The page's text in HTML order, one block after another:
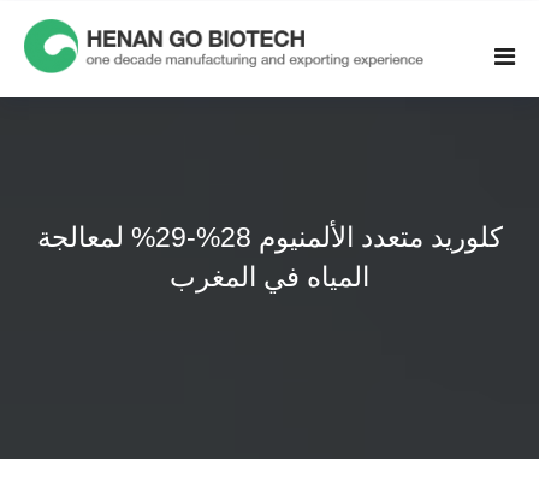
content
كلوريد متعدد الألمنيوم 28%-29% لمعالجة
المياه في المغرب